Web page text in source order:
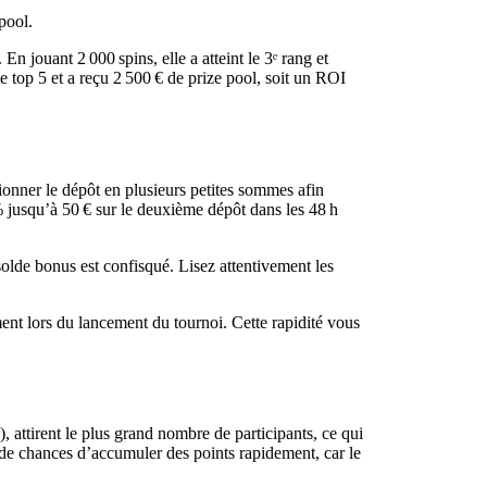
jouant 2 000 spins, elle a atteint le 3ᵉ rang et
top 5 et a reçu 2 500 € de prize pool, soit un ROI
le dépôt en plusieurs petites sommes afin
50 € sur le deuxième dépôt dans les 48 h
bonus est confisqué. Lisez attentivement les
lors du lancement du tournoi. Cette rapidité vous
attirent le plus grand nombre de participants, ce qui
chances d’accumuler des points rapidement, car le